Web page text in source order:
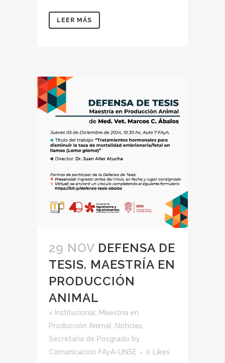
LEER MÁS
29 NOV DEFENSA DE
TESIS. MAESTRÍA EN
PRODUCCIÓN
ANIMAL
< Institucional
Maestría en
Producción Animal
Noticias
Secretaría de Posgrado by
Comunicación FAyA-UNSE
0 Likes